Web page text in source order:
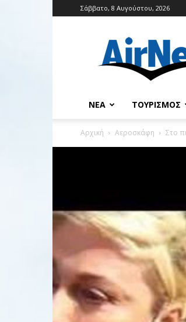
Σάββατο, 8 Αυγούστου, 2026
ΝΈΑ ΤΟΥΡΙΣΜΌΣ
Αρχική Αεροσκάφη Στο